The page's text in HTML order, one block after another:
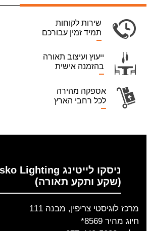
שירות לקוחות
תמיד זמין עבורכם
ייעוץ ועיצוב תאורה
בהזמנה אישית
אספקה מהירה
לכל רחבי הארץ
ניסקו לייטינג Nisko Lighting
(שקע ותקע תאורה)
מרכז לוגיסטי צריפין, מבנה 111
חיוג מהיר 8569*